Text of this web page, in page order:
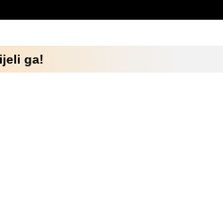
ga!